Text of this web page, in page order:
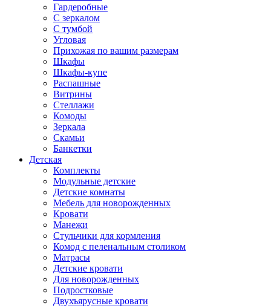
Гардеробные
С зеркалом
С тумбой
Угловая
Прихожая по вашим размерам
Шкафы
Шкафы-купе
Распашные
Витрины
Стеллажи
Комоды
Зеркала
Скамьи
Банкетки
Детская
Комплекты
Модульные детские
Детские комнаты
Мебель для новорожденных
Кровати
Манежи
Стульчики для кормления
Комод с пеленальным столиком
Матрасы
Детские кровати
Для новорожденных
Подростковые
Двухъярусные кровати